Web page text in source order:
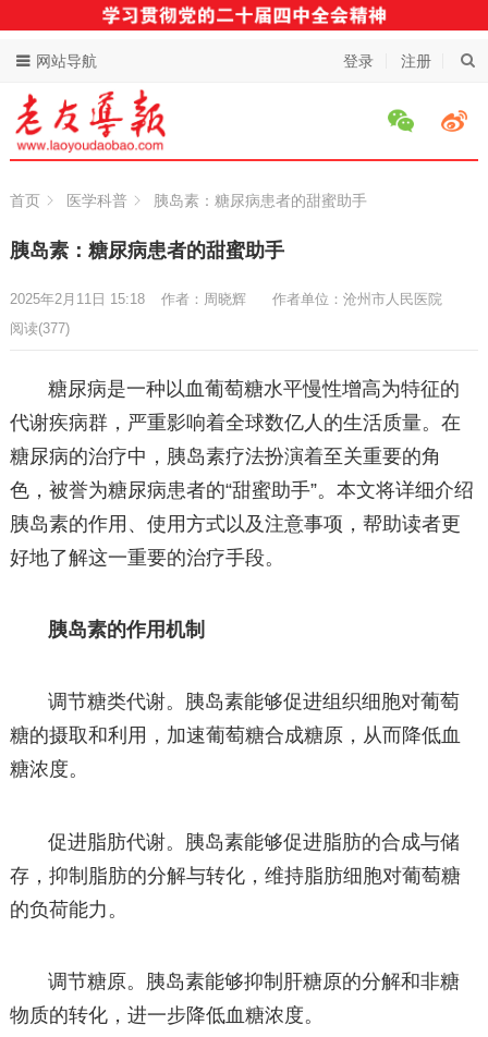
登录 注册
网站导航
首页 医学科普 胰岛素：糖尿病患者的甜蜜助手
胰岛素：糖尿病患者的甜蜜助手
作者：周晓辉 作者单位：沧州市人民医院
2025年2月11日 15:18
阅读(377)
糖尿病是一种以血葡萄糖水平慢性增高为特征的
代谢疾病群，严重影响着全球数亿人的生活质量。在
糖尿病的治疗中，胰岛素疗法扮演着至关重要的角
色，被誉为糖尿病患者的“甜蜜助手”。本文将详细介绍
胰岛素的作用、使用方式以及注意事项，帮助读者更
好地了解这一重要的治疗手段。
胰岛素的作用机制
调节糖类代谢。胰岛素能够促进组织细胞对葡萄
糖的摄取和利用，加速葡萄糖合成糖原，从而降低血
糖浓度。
促进脂肪代谢。胰岛素能够促进脂肪的合成与储
存，抑制脂肪的分解与转化，维持脂肪细胞对葡萄糖
的负荷能力。
调节糖原。胰岛素能够抑制肝糖原的分解和非糖
物质的转化，进一步降低血糖浓度。